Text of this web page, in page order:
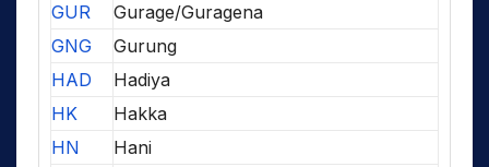
GUR
Gurage/Guragena
GNG
Gurung
HAD
Hadiya
HK
Hakka
HN
Hani